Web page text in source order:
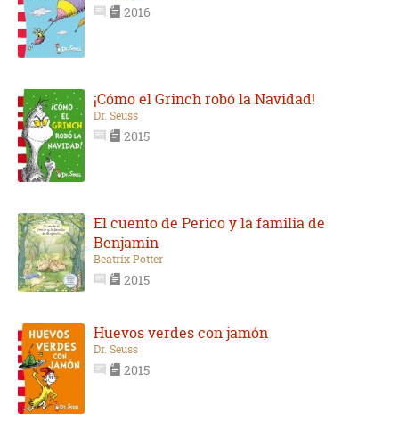
2016
¡Cómo el Grinch robó la Navidad!
Dr. Seuss
2015
El cuento de Perico y la familia de
Benjamin
Beatrix Potter
2015
Huevos verdes con jamón
Dr. Seuss
2015